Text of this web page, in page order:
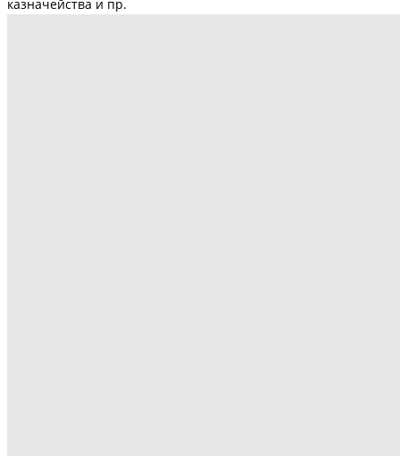
казначейства и пр.